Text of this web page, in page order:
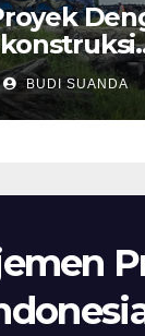
Kayu 30
T
BUDI SUANDA